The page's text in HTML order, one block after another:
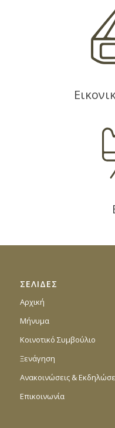
ΣΕΛΙΔΕΣ
Αρχική
Μήνυμα
Κοινοτικό Συμβούλιο
Ξενάγηση
Ανακοινώσεις &
Επικοινωνία